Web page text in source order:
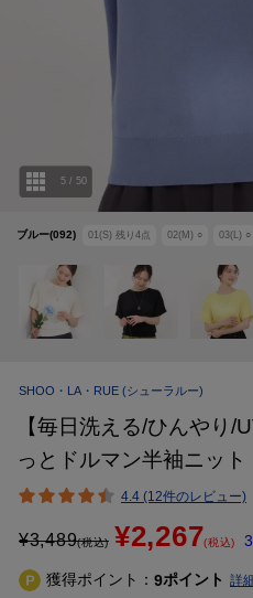
ブルー(092) 01(S) 残り 4点 02(M) ○ 03(L) ○
5 / 50
SHOO・LA・RUE (シューラルー)
【毎日洗える/ひんやり/
っとドルマン半袖ニット
4.4 (12件のレビュー)
¥3,489(税込) ¥2,267(税込)
獲得ポイント： 9ポイント 詳